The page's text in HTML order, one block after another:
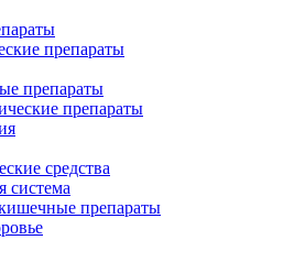
препараты
препараты
препараты
средства
система
препараты